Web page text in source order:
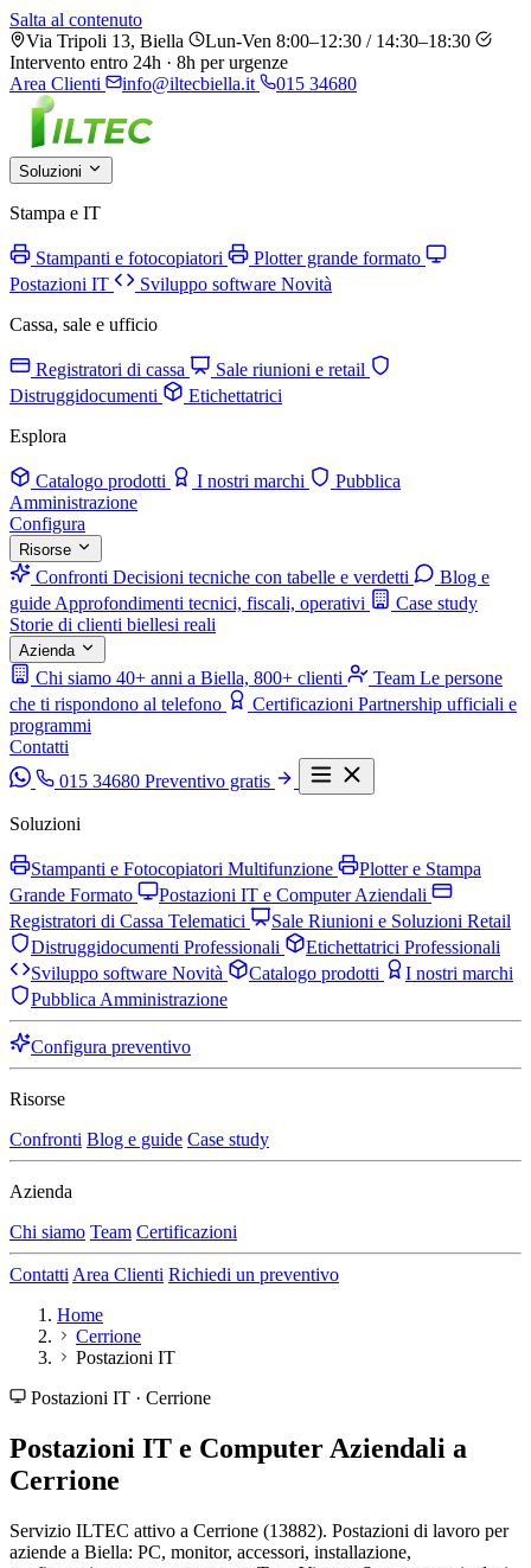
Salta al contenuto
Via Tripoli 13, Biella
Lun-Ven 8:00–12:30 / 14:30–18:30
Intervento entro 24h · 8h per urgenze
Area Clienti
info@iltecbiella.it 015 34680
Soluzioni
Stampa e IT
Stampanti e fotocopiatori
Plotter grande formato
Postazioni IT
Sviluppo software Novità
Cassa, sale e ufficio
Registratori di cassa
Sale riunioni e retail
Distruggidocumenti
Etichettatrici
Esplora
Catalogo prodotti I nostri marchi
Pubblica
Amministrazione
Configura
Risorse
Confronti Decisioni tecniche con tabelle e verdetti
Blog e
guide Approfondimenti tecnici, fiscali, operativi
Case study
Storie di clienti biellesi reali
Azienda
Chi siamo 40+ anni a Biella, 800+ clienti Team Le persone
che ti rispondono al telefono
Certificazioni Partnership ufficiali e
programmi
Contatti
015 34680 Preventivo gratis
Soluzioni
Stampanti e Fotocopiatori Multifunzione
Plotter e Stampa
Grande Formato
Postazioni IT e Computer Aziendali
Registratori di Cassa Telematici
Sale Riunioni e Soluzioni Retail
Distruggidocumenti Professionali
Etichettatrici Professionali
Sviluppo software Novità Catalogo prodotti
I nostri marchi
Pubblica Amministrazione
Configura preventivo
Risorse
Confronti Blog e guide Case study
Azienda
Chi siamo Team Certificazioni
Contatti Area Clienti Richiedi un preventivo
Home
Cerrione
Postazioni IT
Postazioni IT · Cerrione
Postazioni IT e Computer Aziendali a
Cerrione
Servizio ILTEC attivo a Cerrione (13882). Postazioni di lavoro per
aziende a Biella: PC, monitor, accessori, installazione,